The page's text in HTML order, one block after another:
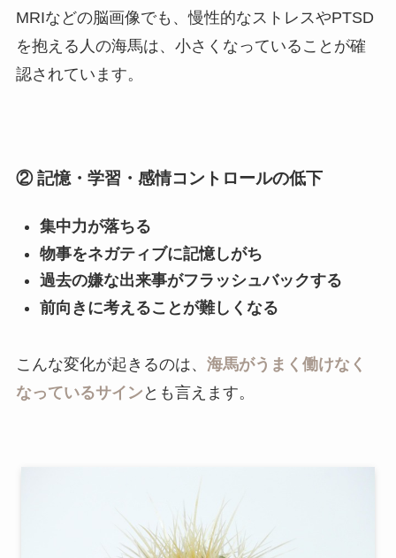
MRIなどの脳画像でも、慢性的なストレスやPTSD
を抱える人の海馬は、小さくなっていることが確
認されています。
② 記憶・学習・感情コントロールの低下
集中力が落ちる
物事をネガティブに記憶しがち
過去の嫌な出来事がフラッシュバックする
前向きに考えることが難しくなる
こんな変化が起きるのは、 海馬がうまく働けなく
なっているサイン とも言えます。